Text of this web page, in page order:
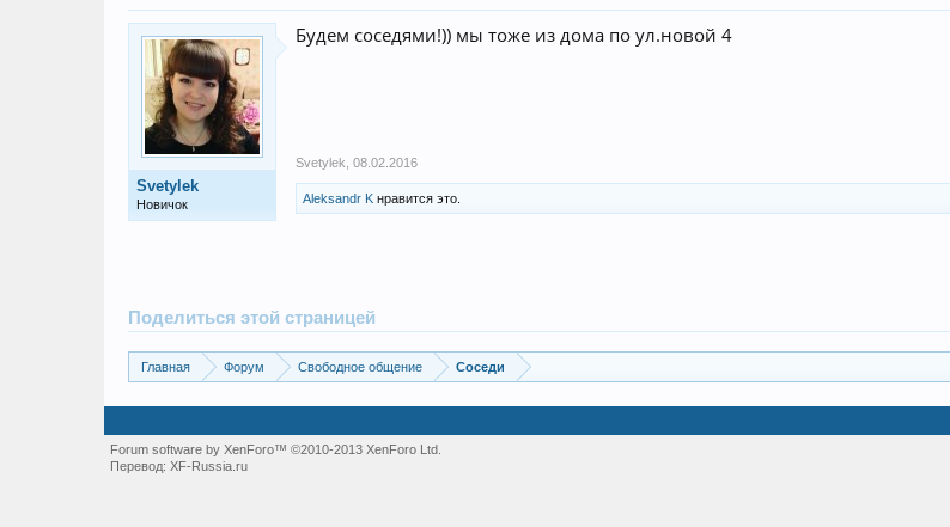
Svetylek
Новичок
Будем соседями!)) мы тоже из дома по ул.новой 4
Svetylek 08.02.2016
Aleksandr K нравится это.
Поделиться этой страницей
Главная Форум Свободное общение Соседи
Forum software by XenForo™ ©2010-2013 XenForo Ltd.
Перевод: XF-Russia.ru